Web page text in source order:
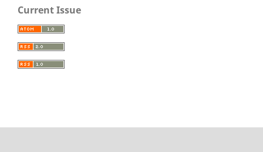
Current Issue